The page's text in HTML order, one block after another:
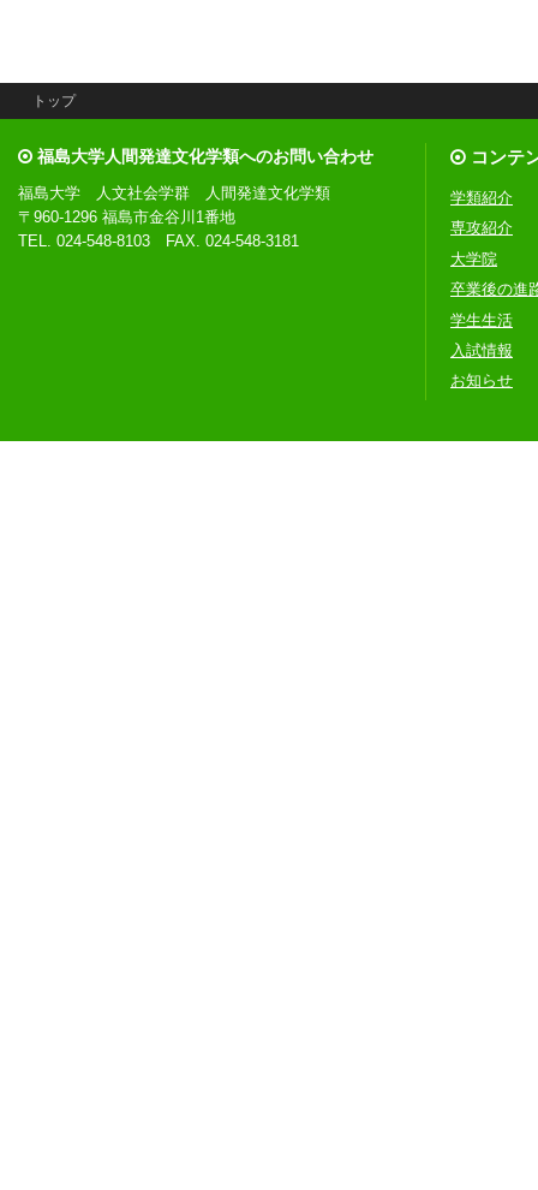
トップ
福島大学人間発達文化学類へのお問い合わせ
福島大学 人文社会学群 人間発達文化学類
〒960-1296 福島市金谷川1番地
TEL. 024-548-8103 FAX. 024-548-3181
コンテ
学類紹介
専攻紹介
大学院
卒業後の進
学生生活
入試情報
お知らせ